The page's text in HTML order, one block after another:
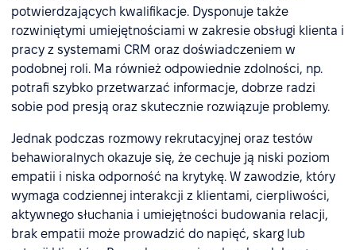
potwierdzających kwalifikacje. Dysponuje także
rozwiniętymi umiejętnościami w zakresie obsługi klienta i
pracy z systemami CRM oraz doświadczeniem w
podobnej roli. Ma również odpowiednie zdolności, np.
potrafi szybko przetwarzać informacje, dobrze radzi
sobie pod presją oraz skutecznie rozwiązuje problemy.
Jednak podczas rozmowy rekrutacyjnej oraz testów
behawioralnych okazuje się, że cechuje ją niski poziom
empatii i niska odporność na krytykę. W zawodzie, który
wymaga codziennej interakcji z klientami, cierpliwości,
aktywnego słuchania i umiejętności budowania relacji,
brak empatii może prowadzić do napięć, skarg lub